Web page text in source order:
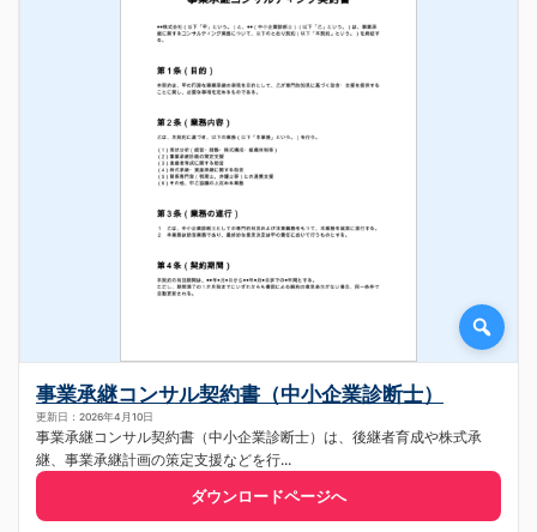
事業承継コンサル契約書（中小企業診断士）
更新日：2026年4月10日
事業承継コンサル契約書（中小企業診断士）は、後継者育成や株式承
継、事業承継計画の策定支援などを行...
ダウンロードページへ